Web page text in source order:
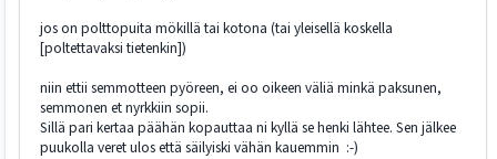
jos on polttopuita mökillä tai kotona (tai yleisellä koskella
[poltettavaksi tietenkin])
niin ettii semmotteen pyöreen, ei oo oikeen väliä minkä paksunen,
semmonen et nyrkkiin sopii.
Sillä pari kertaa päähän kopauttaa ni kyllä se henki lähtee. Sen jälkee
puukolla veret ulos että säilyiski vähän kauemmin :-)